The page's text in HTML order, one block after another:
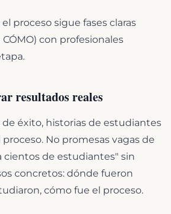
el proceso sigue fases claras
con profesionales
resultados reales
de éxito, historias de estudiantes
No promesas vagas de
cientos de estudiantes" sin
concretos: dónde fueron
cómo fue el proceso.